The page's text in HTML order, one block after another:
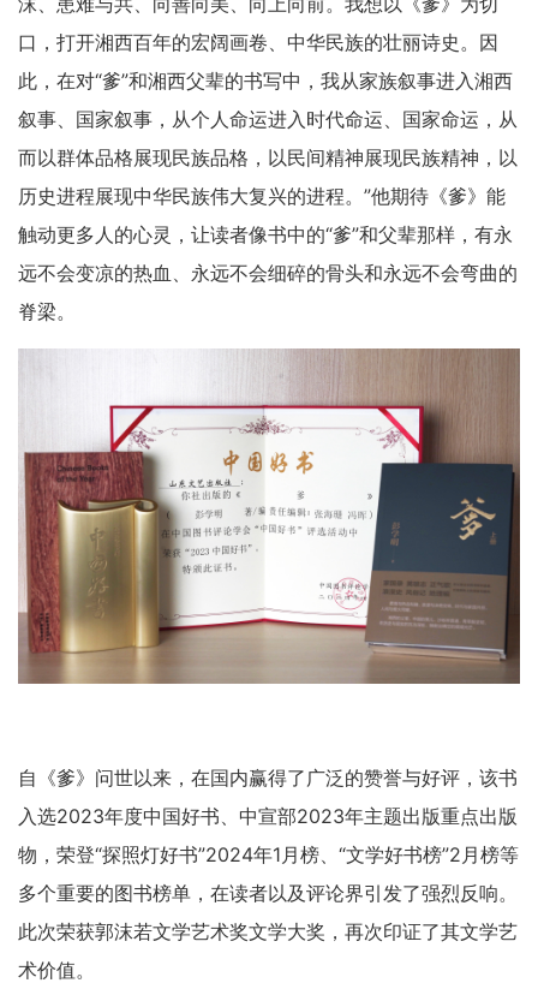
口，打开湘西百年的宏阔画卷、中华民族的壮丽诗史。因
此，在对“爹”和湘西父辈的书写中，我从家族叙事进入湘西
叙事、国家叙事，从个人命运进入时代命运、国家命运，从
而以群体品格展现民族品格，以民间精神展现民族精神，以
历史进程展现中华民族伟大复兴的进程。”他期待《爹》能
触动更多人的心灵，让读者像书中的“爹”和父辈那样，有永
远不会变凉的热血、永远不会细碎的骨头和永远不会弯曲的
脊梁。
自《爹》问世以来，在国内赢得了广泛的赞誉与好评，该书
入选2023年度中国好书、中宣部2023年主题出版重点出版
物，荣登“探照灯好书”2024年1月榜、“文学好书榜”2月榜等
多个重要的图书榜单，在读者以及评论界引发了强烈反响。
此次荣获郭沫若文学艺术奖文学大奖，再次印证了其文学艺
术价值。